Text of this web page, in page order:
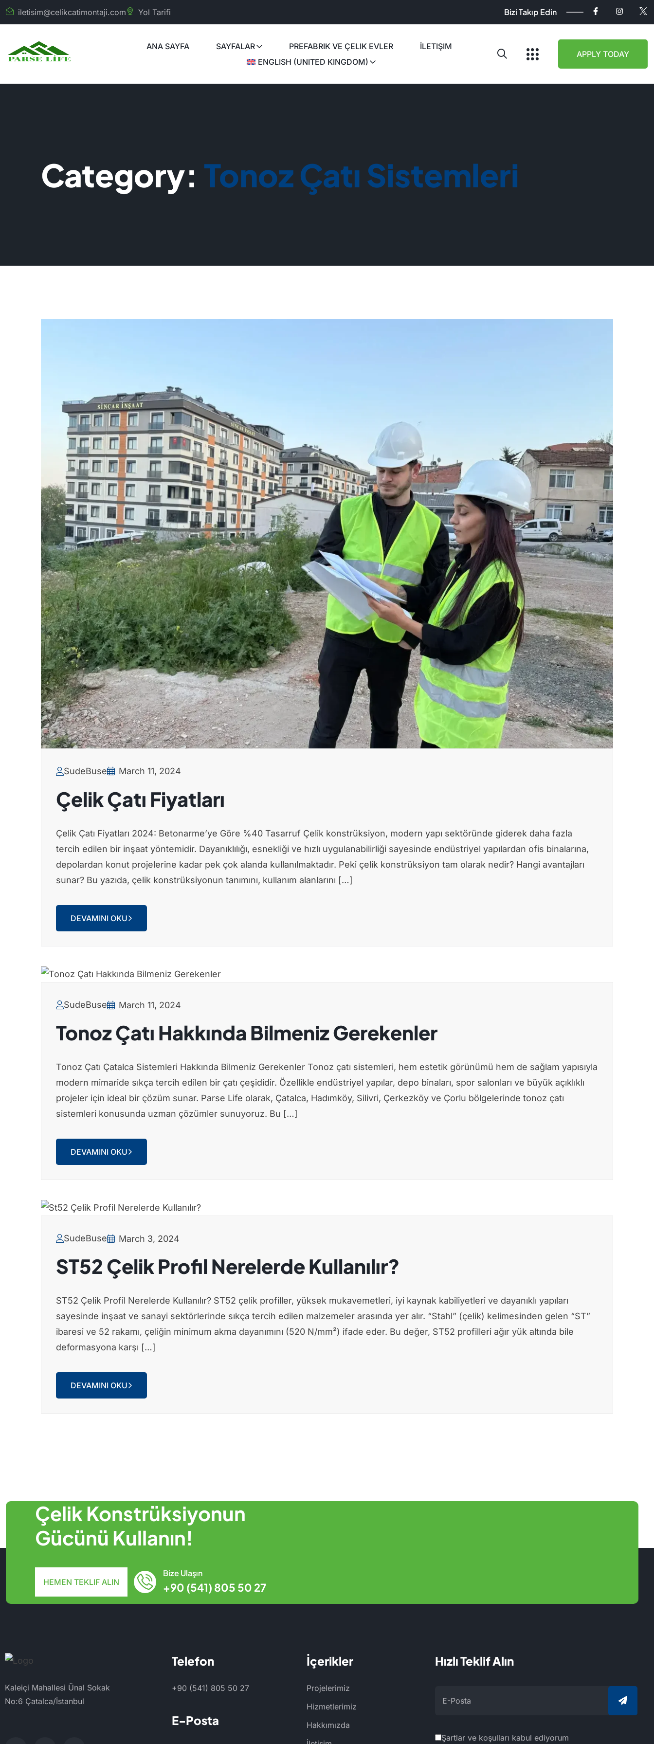
iletisim@celikcatimontaji.com Yol Tarifi Bizi Takıp Edin
ANA SAYFA SAYFALAR PREFABRIK VE ÇELIK EVLER
İLETIŞIM
ENGLISH (UNITED KINGDOM)
APPLY TODAY
Category: Tonoz Çatı Sistemleri
SudeBuse March 11, 2024
Çelik Çatı Fiyatları
Çelik Çatı Fiyatları 2024: Betonarme’ye Göre %40 Tasarruf Çelik konstrüksiyon, modern yapı sektöründe giderek daha fazla
tercih edilen bir inşaat yöntemidir. Dayanıklılığı, esnekliği ve hızlı uygulanabilirliği sayesinde endüstriyel yapılardan ofis binalarına,
depolardan konut projelerine kadar pek çok alanda kullanılmaktadır. Peki çelik konstrüksiyon tam olarak nedir? Hangi avantajları
sunar? Bu yazıda, çelik konstrüksiyonun tanımını, kullanım alanlarını […]
DEVAMINI OKU
SudeBuse March 11, 2024
Tonoz Çatı Hakkında Bilmeniz Gerekenler
Tonoz Çatı Çatalca Sistemleri Hakkında Bilmeniz Gerekenler Tonoz çatı sistemleri, hem estetik görünümü hem de sağlam yapısıyla
modern mimaride sıkça tercih edilen bir çatı çeşididir. Özellikle endüstriyel yapılar, depo binaları, spor salonları ve büyük açıklıklı
projeler için ideal bir çözüm sunar. Parse Life olarak, Çatalca, Hadımköy, Silivri, Çerkezköy ve Çorlu bölgelerinde tonoz çatı
sistemleri konusunda uzman çözümler sunuyoruz. Bu […]
DEVAMINI OKU
SudeBuse March 3, 2024
ST52 Çelik Profil Nerelerde Kullanılır?
ST52 Çelik Profil Nerelerde Kullanılır? ST52 çelik profiller, yüksek mukavemetleri, iyi kaynak kabiliyetleri ve dayanıklı yapıları
sayesinde inşaat ve sanayi sektörlerinde sıkça tercih edilen malzemeler arasında yer alır. “Stahl” (çelik) kelimesinden gelen “ST”
ibaresi ve 52 rakamı, çeliğin minimum akma dayanımını (520 N/mm²) ifade eder. Bu değer, ST52 profilleri ağır yük altında bile
deformasyona karşı […]
DEVAMINI OKU
Çelik Konstrüksiyonun
Gücünü Kullanın!
HEMEN TEKLIF ALIN
Bize Ulaşın
+90 (541) 805 50 27
Kaleiçi Mahallesi Ünal Sokak
No:6 Çatalca/İstanbul
Telefon
+90 (541) 805 50 27
E-Posta
İçerikler
Projelerimiz
Hizmetlerimiz
Hakkımızda
Hızlı Teklif Alın
Şartlar ve koşulları kabul ediyorum